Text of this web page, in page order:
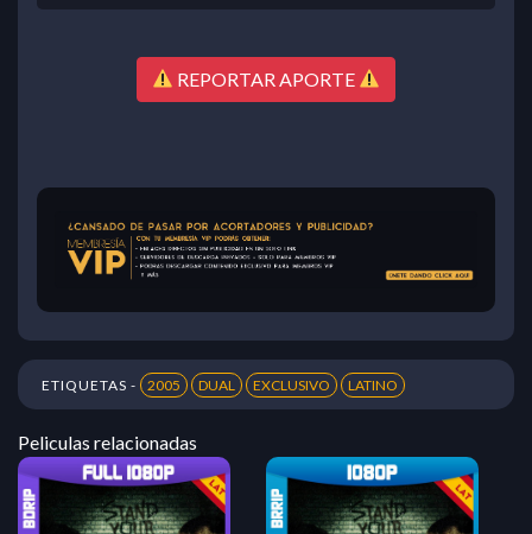
REPORTAR APORTE
ETIQUETAS - 2005 DUAL EXCLUSIVO LATINO
Peliculas relacionadas